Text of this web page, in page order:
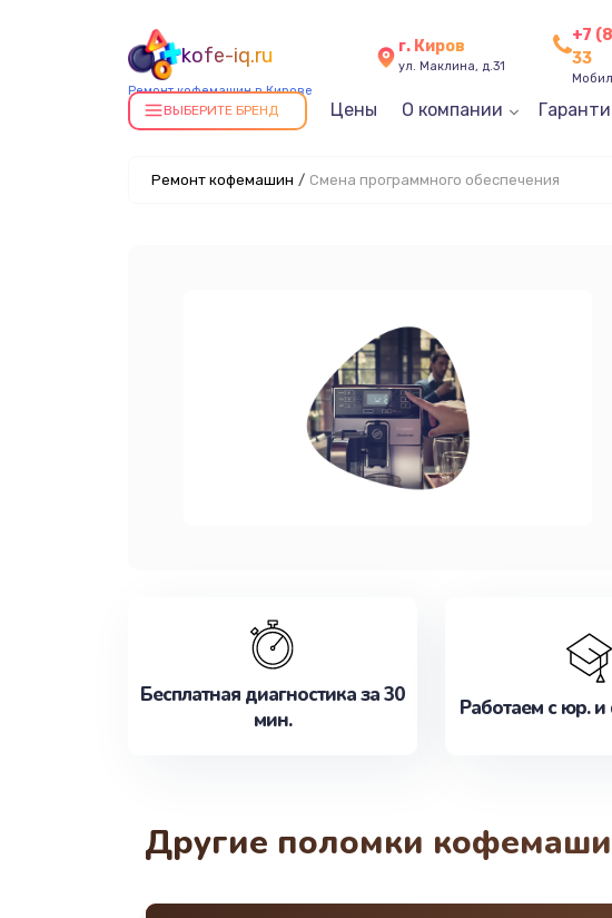
kofe-iq.ru
Ремонт кофемашин в Кирове
г. Киров
ул. Маклина, д.31
+7
33
ВЫБЕРИТЕ БРЕНД Цены О компании
Ремонт кофемашин / Смена программного обеспечения
Бесплатная диагностика за 30
мин.
Работаем с юр.
Другие поломки